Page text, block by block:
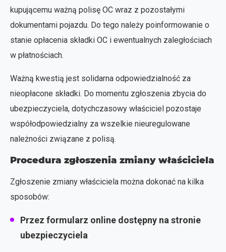
kupującemu ważną polisę OC wraz z pozostałymi
dokumentami pojazdu. Do tego należy poinformowanie o
stanie opłacenia składki OC i ewentualnych zaległościach
w płatnościach.
Ważną kwestią jest solidarna odpowiedzialność za
nieopłacone składki. Do momentu zgłoszenia zbycia do
ubezpieczyciela, dotychczasowy właściciel pozostaje
współodpowiedzialny za wszelkie nieuregulowane
należności związane z polisą.
Procedura zgłoszenia zmiany właściciela
Zgłoszenie zmiany właściciela można dokonać na kilka
sposobów:
Przez formularz online dostępny na stronie
ubezpieczyciela